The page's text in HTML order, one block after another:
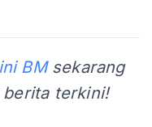
BMsekarang
berita terkini!